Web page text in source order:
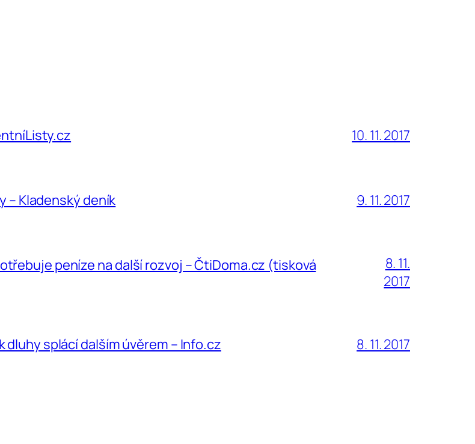
10. 11. 2017
– Kladenský deník 9. 11. 2017
peníze na další rozvoj – ČtiDoma.cz (tisková
8. 11.
2017
splácí dalším úvěrem – Info.cz 8. 11. 2017